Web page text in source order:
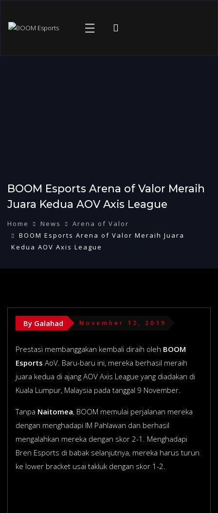
☰
BOOM Esports Arena of Valor Meraih
Juara Kedua AOV Axis League
Home News
Arena of Valor
BOOM Esports Arena of Valor Meraih Juara
Kedua AOV Axis League
By Galahad November 12, 2019
Prestasi membanggakan kembali diraih oleh BOOM
Esports AoV. Baru-baru ini, mereka berhasil meraih
juara kedua di ajang AOV Axis League yang diadakan di
Kuala Lumpur, Malaysia pada tanggal 9 November.
Tanpa Naitomea, BOOM memulai perjalanan mereka
dengan menghadapi IM Pahlawan dan berhasil
mengalahkan mereka dengan skor 2-1. Menghadapi
Bren Esports di babak selanjutnya, mereka harus turun
ke lower bracket usai takluk dengan skor 1-2.